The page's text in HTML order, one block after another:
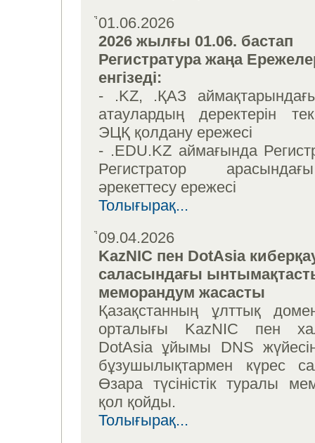
01.06.2026
2026 жылғы 01.06. бастап
Регистратура жаңа
енгізеді:
- .KZ, .ҚАЗ
атаулардың деректерін
ЭЦҚ қолдану ережесі
- .EDU.KZ аймағында
Регистратор
әрекеттесу ережесі
Толығырақ...
09.04.2026
KazNIC пен DotAsia
саласындағы
меморандум жасасты
Қазақстанның ұлттық
орталығы KazNIC пен
DotAsia ұйымы DNS
бұзушылықтармен күрес
Өзара түсіністік туралы
қол қойды.
Толығырақ...